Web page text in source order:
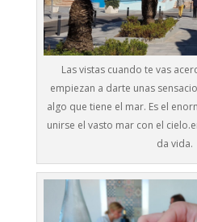
Las vistas cuando te vas
empiezan a darte unas
algo que tiene el mar. Es el
unirse el vasto mar con el
da vida.